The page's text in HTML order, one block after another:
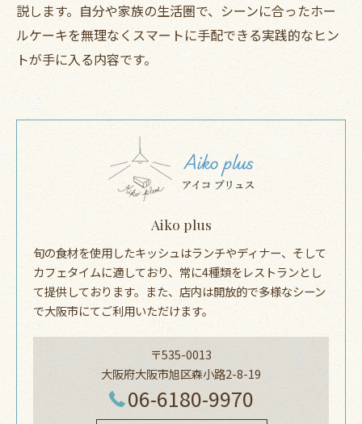
説します。自分や家族の生活圏で、シーンに合ったホー
ルケーキを無理なくスマートに手配できる実践的なヒン
トが手に入る内容です。
Aiko plus
旬の食材を使用したキッシュはランチやディナー、そして
カフェタイムに適しており、常に4種類をレストランとし
て提供しております。また、店内は開放的で多様なシーン
で大阪市にてご利用いただけます。
〒535-0013
大阪府大阪市旭区森小路2-8-19
06-6180-9970